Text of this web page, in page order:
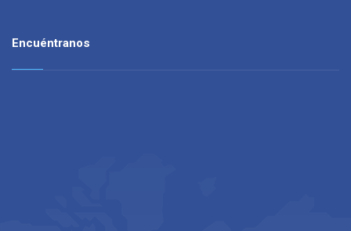
Encuéntranos